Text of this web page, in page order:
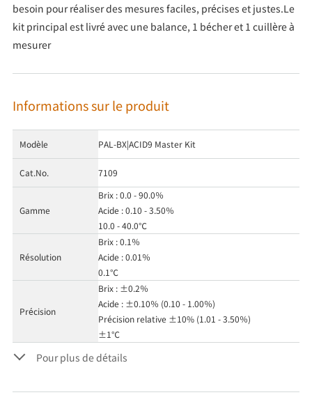
besoin pour réaliser des mesures faciles, précises et justes.Le
kit principal est livré avec une balance, 1 bécher et 1 cuillère à
mesurer
Informations sur le produit
Modèle PAL-BX|ACID9 Master Kit
Cat.No. 7109
Gamme
Brix : 0.0 - 90.0％
Acide : 0.10 - 3.50％
10.0 - 40.0℃
Résolution
Brix : 0.1％
Acide : 0.01％
0.1℃
Précision
Brix : ±0.2％
Acide : ±0.10％ (0.10 - 1.00％)
Précision relative ±10% (1.01 - 3.50％)
±1℃
Pour plus de détails